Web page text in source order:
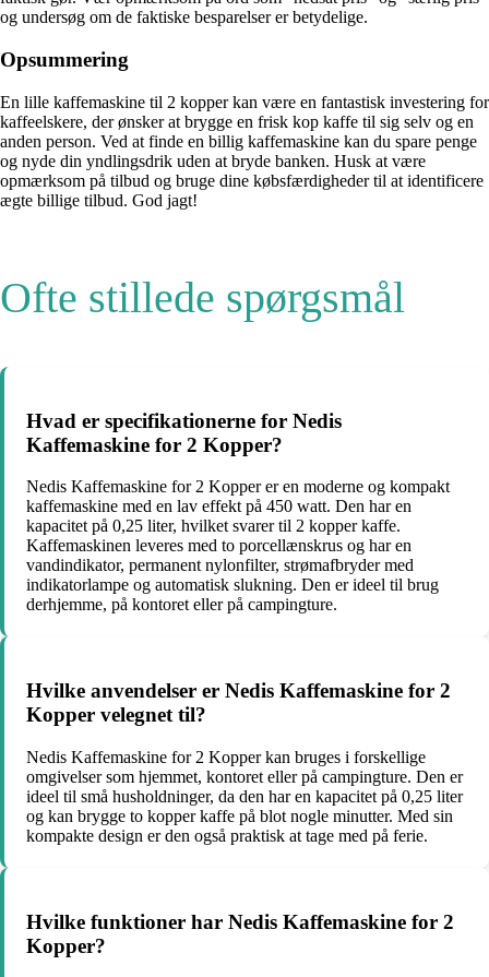
og undersøg om de faktiske besparelser er betydelige.
Opsummering
En lille kaffemaskine til 2 kopper kan være en fantastisk investering for
kaffeelskere, der ønsker at brygge en frisk kop kaffe til sig selv og en
anden person. Ved at finde en billig kaffemaskine kan du spare penge
og nyde din yndlingsdrik uden at bryde banken. Husk at være
opmærksom på tilbud og bruge dine købsfærdigheder til at identificere
ægte billige tilbud. God jagt!
Ofte stillede spørgsmål
Hvad er specifikationerne for Nedis
Kaffemaskine for 2 Kopper?
Nedis Kaffemaskine for 2 Kopper er en moderne og kompakt
kaffemaskine med en lav effekt på 450 watt. Den har en
kapacitet på 0,25 liter, hvilket svarer til 2 kopper kaffe.
Kaffemaskinen leveres med to porcellænskrus og har en
vandindikator, permanent nylonfilter, strømafbryder med
indikatorlampe og automatisk slukning. Den er ideel til brug
derhjemme, på kontoret eller på campingture.
Hvilke anvendelser er Nedis Kaffemaskine for 2
Kopper velegnet til?
Nedis Kaffemaskine for 2 Kopper kan bruges i forskellige
omgivelser som hjemmet, kontoret eller på campingture. Den er
ideel til små husholdninger, da den har en kapacitet på 0,25 liter
og kan brygge to kopper kaffe på blot nogle minutter. Med sin
kompakte design er den også praktisk at tage med på ferie.
Hvilke funktioner har Nedis Kaffemaskine for 2
Kopper?